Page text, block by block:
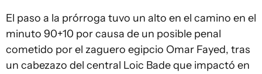
El paso a la prórroga tuvo un alto en el camino en el
minuto 90+10 por causa de un posible penal
cometido por el zaguero egipcio Omar Fayed, tras
un cabezazo del central Loic Bade que impactó en